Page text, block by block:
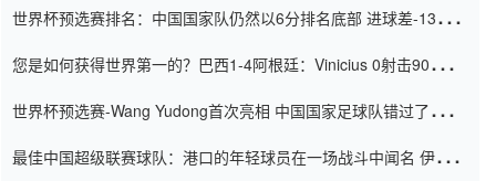
世界杯预选赛排名：中国国家队仍然以6分排名底部 进球差-13令人
您是如何获得世界第一的？巴西1-4阿根廷：Vinicius 0射击90分钟
世界杯预选赛-Wang Yudong首次亮相 中国国家足球队错过了世界
最佳中国超级联赛球队：港口的年轻球员在一场战斗中闻名 伊万放